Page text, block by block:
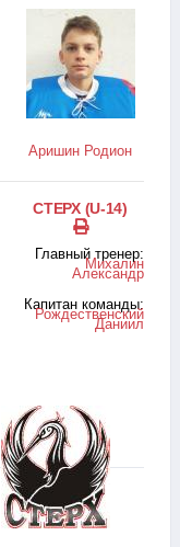
Аришин Родион
СТЕРХ (U-14)
Главный тренер:
Михалин
Александр
Капитан команды:
Рождественский
Даниил